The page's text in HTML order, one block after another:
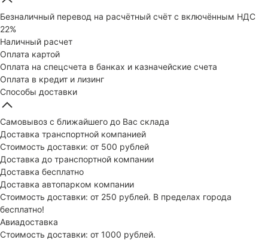
Безналичный перевод на расчётный счёт с включённым НДС
22%
Наличный расчет
Оплата картой
Оплата на спецсчета в банках и казначейские счета
Оплата в кредит и лизинг
Способы доставки
Самовывоз с ближайшего до Вас склада
Доставка транспортной компанией
Стоимость доставки: от 500 рублей
Доставка до транспортной компании
Доставка бесплатно
Доставка автопарком компании
Стоимость доставки: от 250 рублей. В пределах города
бесплатно!
Авиадоставка
Стоимость доставки: от 1000 рублей.